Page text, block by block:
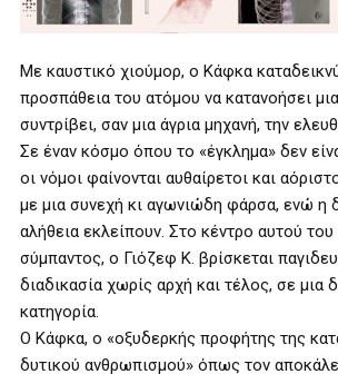
Με καυστικό χιούμορ, ο Κάφκα
προσπάθεια του ατόμου να κατανοήσει
συντρίβει, σαν μια άγρια μηχανή, την
Σε έναν κόσμο όπου το «έγκλημα» δεν
οι νόμοι φαίνονται αυθαίρετοι και
με μια συνεχή κι αγωνιώδη φάρσα, ενώ η
αλήθεια εκλείπουν. Στο κέντρο αυτού
σύμπαντος, ο Γιόζεφ Κ. βρίσκεται
διαδικασία χωρίς αρχή και τέλος, σε μια
κατηγορία.
Ο Κάφκα, ο «οξυδερκής προφήτης της
δυτικού ανθρωπισμού» όπως τον